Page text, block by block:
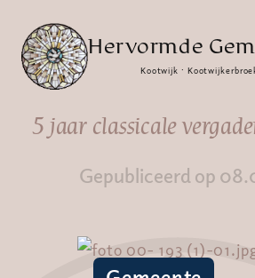
Hervormde
Kootwijk ·
5 jaar classicale
Gepubliceerd op